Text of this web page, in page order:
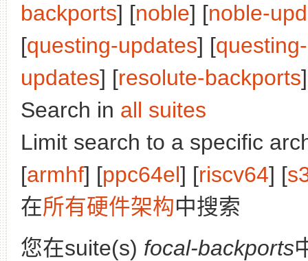
backports] [noble] [noble-
[questing-updates] [
updates] [resolute-backports
Search in all suites
Limit search to a specific
[armhf] [ppc64el] [riscv64] [
在所有硬件架构中搜索
您在suite(s) focal-backports